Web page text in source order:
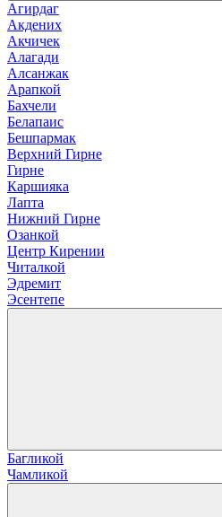
Агирдаг
Акдених
Акчичек
Алагади
Алсанжак
Арапкой
Бахчели
Белапаис
Бешпармак
Верхний Гирне
Гирне
Каршияка
Лапта
Нижний Гирне
Озанкой
Центр Кирении
Читалкой
Эдремит
Эсентепе
Багликой
Чамликой